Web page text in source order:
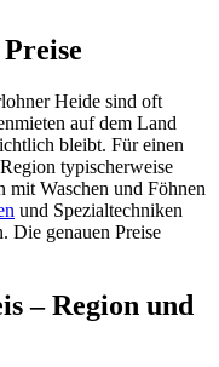
Heide sind oft
auf dem Land
bleibt. Für einen
typischerweise
mit Waschen und Föhnen
und Spezialtechniken
Die genauen Preise
– Region und